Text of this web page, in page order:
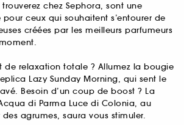
chez Sephora, sont une
ceux qui souhaitent s’entourer de
créées par les meilleurs parfumeurs
de relaxation totale ? Allumez la bougie
Lazy Sunday Morning, qui sent le
Besoin d’un coup de boost ? La
di Parma Luce di Colonia, au
agrumes, saura vous stimuler.